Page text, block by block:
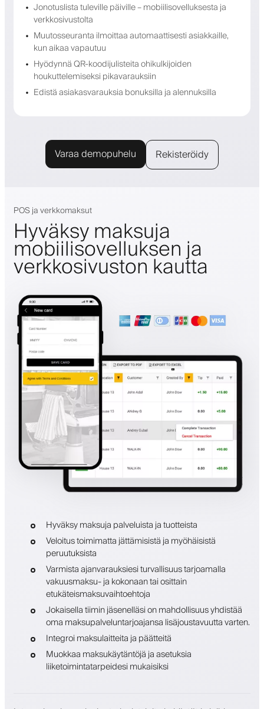
Jonotuslista tuleville päiville – mobiilisovelluksesta ja
verkkosivustolta
Muutosseuranta ilmoittaa automaattisesti asiakkaille,
kun aikaa vapautuu
Hyödynnä QR-koodijulisteita ohikulkijoiden
houkuttelemiseksi pikavarauksiin
Edistä asiakasvarauksia bonuksilla ja alennuksilla
Varaa demopuhelu Rekisteröidy
POS ja verkkomaksut
Hyväksy maksuja
mobiilisovelluksen ja
verkkosivuston kautta
Hyväksy maksuja palveluista ja tuotteista
Veloitus toimimatta jättämisistä ja myöhäisistä
peruutuksista
Varmista ajanvarauksiesi turvallisuus tarjoamalla
vakuusmaksu- ja kokonaan tai osittain
etukäteismaksuvaihtoehtoja
Jokaisella tiimin jäsenelläsi on mahdollisuus yhdistää
oma maksupalveluntarjoajansa lisäjoustavuutta varten.
Integroi maksulaitteita ja päätteitä
Muokkaa maksukäytäntöjä ja asetuksia
liiketoimintatarpeidesi mukaisiksi